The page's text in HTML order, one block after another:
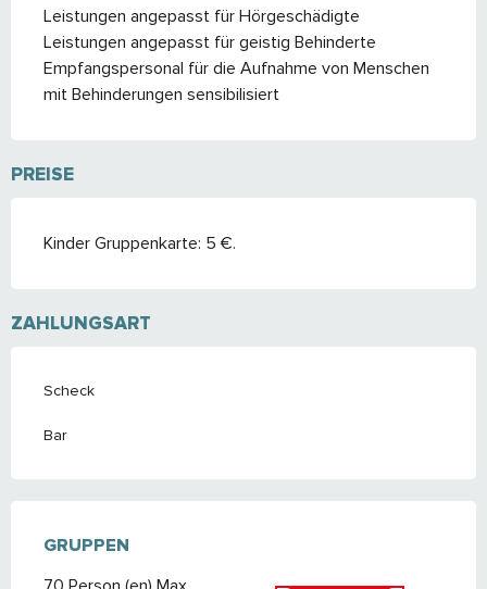
Leistungen angepasst für Hörgeschädigte
Leistungen angepasst für geistig Behinderte
Empfangspersonal für die Aufnahme von Menschen
mit Behinderungen sensibilisiert
PREISE
Kinder Gruppenkarte: 5 €.
ZAHLUNGSART
Scheck
Bar
GRUPPEN
GRUPPEN